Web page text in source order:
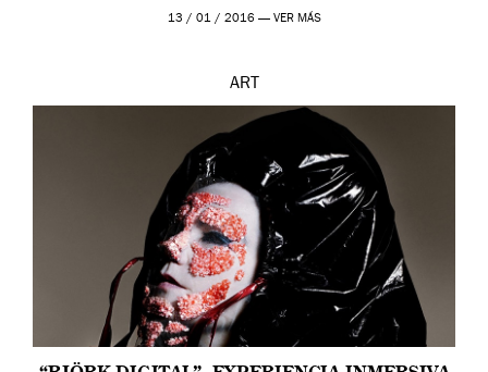
contarnos una […]
13 / 01 / 2016 — VER MÁS
ART